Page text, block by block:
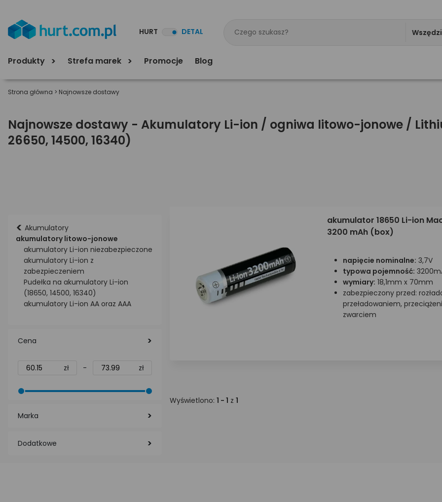
HURT DETAL
Produkty Strefa marek Promocje Blog
Strona główna > Najnowsze dostawy
Najnowsze dostawy - Akumulatory Li-ion / ogniwa litowo-jonowe /
26650, 14500, 16340)
< Akumulatory
akumulatory litowo-jonowe
akumulatory Li-ion niezabezpieczone
akumulatory Li-ion z
zabezpieczeniem
Pudełka na akumulatory Li-ion
(18650, 14500, 16340)
akumulatory Li-ion AA oraz AAA
Cena
zł - zł
Marka
Dodatkowe
akumulator 18650 Li-ion
3200 mAh (box)
napięcie nominalne: 3,7V
typowa pojemność:
wymiary: 18,1mm x 70mm
zabezpieczony przed:
przeładowaniem,
zwarciem
Wyświetlono: 1 - 1 z 1